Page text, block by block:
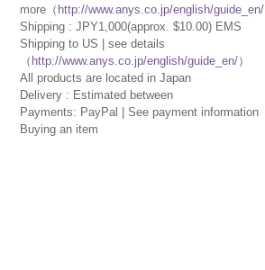
more（ http://www.anys.co.jp/english/guide_en/
Shipping : JPY1,000(approx. $10.00) EMS
Shipping to US | see details
（ http://www.anys.co.jp/english/guide_en/）
All products are located in Japan
Delivery : Estimated between
Payments: PayPal | See payment information
Buying an item